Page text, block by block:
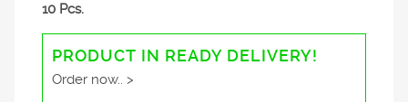
10 Pcs.
PRODUCT IN READY DELIVERY!
Order now.. >